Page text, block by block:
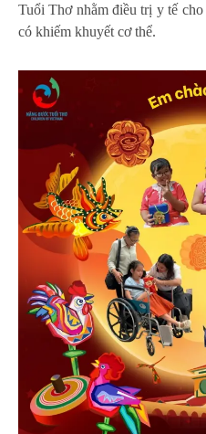
Tuổi Thơ nhằm điều trị y tế
có khiếm khuyết cơ thể.